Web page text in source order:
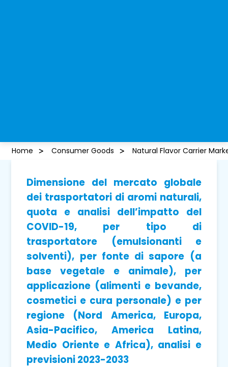
Home Consumer Goods Natural Flavor Carrier
Dimensione del mercato globale
dei trasportatori di aromi naturali,
quota e analisi dell’impatto del
COVID-19, per tipo di
trasportatore (emulsionanti e
solventi), per fonte di sapore (a
base vegetale e animale), per
applicazione (alimenti e bevande,
cosmetici e cura personale) e per
regione (Nord America, Europa,
Asia-Pacifico, America Latina,
Medio Oriente e Africa), analisi e
previsioni 2023-2033